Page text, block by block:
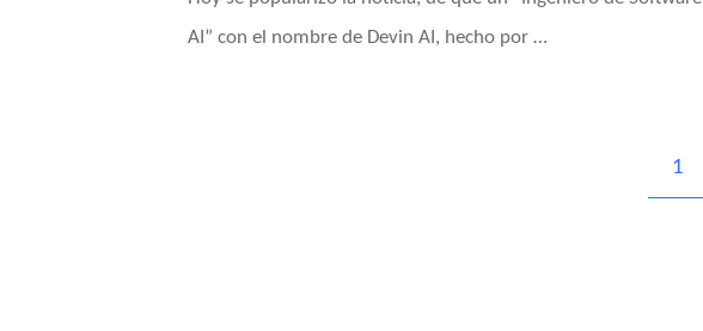
AI” con el nombre de Devin AI, hecho por …
1